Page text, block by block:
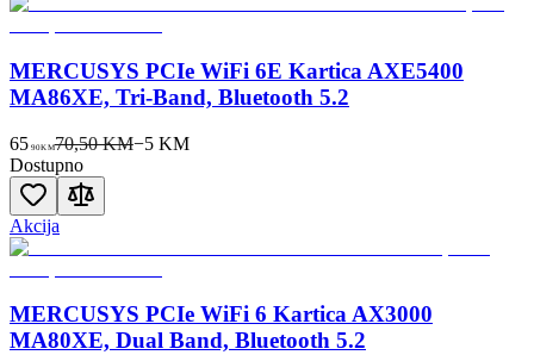
MERCUSYS PCIe WiFi 6E Kartica AXE5400
MA86XE, Tri-Band, Bluetooth 5.2
65 90KM70,50 KM−5KM
Dostupno
Akcija
MERCUSYS PCIe WiFi 6 Kartica AX3000
MA80XE, Dual Band, Bluetooth 5.2